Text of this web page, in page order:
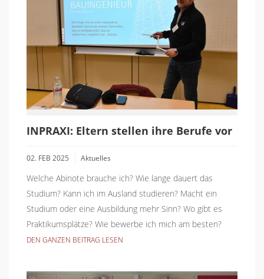
INPRAXI: Eltern stellen ihre Berufe vor
02. FEB 2025 Aktuelles
Welche Abinote brauche ich? Wie lange dauert das
Studium? Kann ich im Ausland studieren? Macht ein
Studium oder eine Ausbildung mehr Sinn? Wo gibt es
Praktikumsplätze? Wie bewerbe ich mich am besten?
DEN GANZEN BEITRAG LESEN